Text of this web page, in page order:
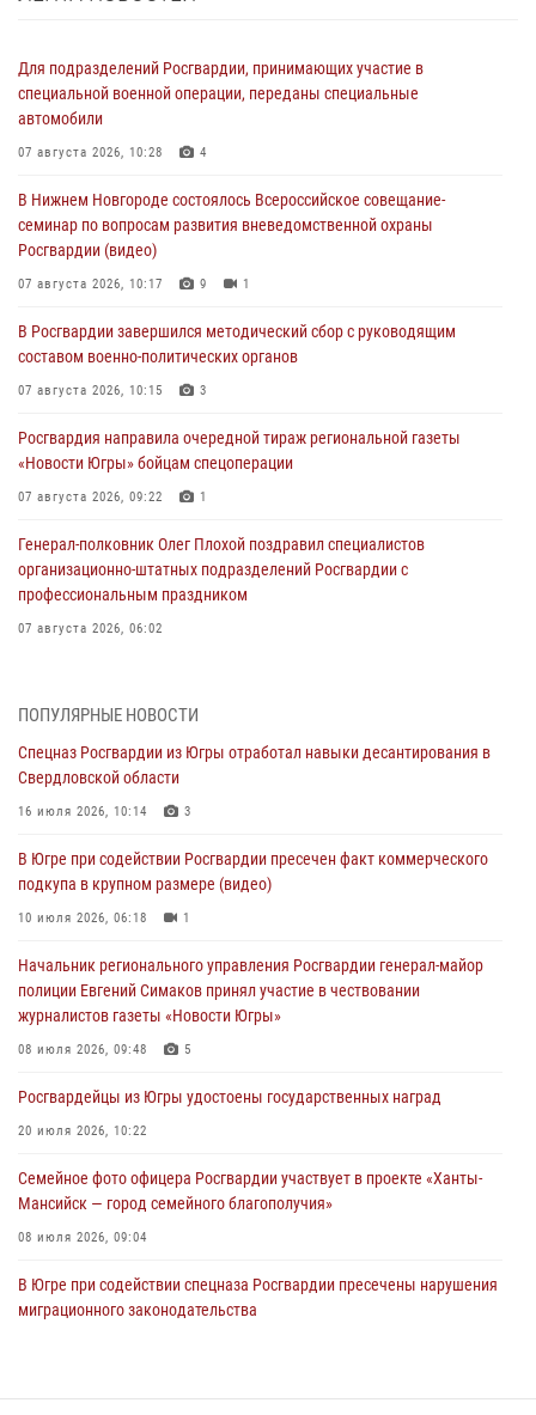
Для подразделений Росгвардии, принимающих участие в
специальной военной операции, переданы специальные
автомобили
07 августа 2026, 10:28 4
В Нижнем Новгороде состоялось Всероссийское совещание-
семинар по вопросам развития вневедомственной охраны
Росгвардии (видео)
07 августа 2026, 10:17 9 1
В Росгвардии завершился методический сбор с руководящим
составом военно-политических органов
07 августа 2026, 10:15 3
Росгвардия направила очередной тираж региональной газеты
«Новости Югры» бойцам спецоперации
07 августа 2026, 09:22 1
Генерал-полковник Олег Плохой поздравил специалистов
организационно-штатных подразделений Росгвардии с
профессиональным праздником
07 августа 2026, 06:02
Военнослужащие Росгвардии сбили дрон-разведчик ВСУ на южном
направлении
Офицеры Росгвардии и ветераны войск правопорядка почтили
память генерала армии Ивана Кирилловича Яковлева
В Югре при силовой поддержке ОМОН Росгвардии задержаны
подозреваемые в страховом мошенничестве
06 августа 2026, 09:07
Урайский отдел вневедомственной охраны Росгвардии отмечает
60-летний юбилей
ПОПУЛЯРНЫЕ НОВОСТИ
Спецназ Росгвардии из Югры отработал навыки десантирования в
Свердловской области
16 июля 2026, 10:14 3
В Югре при содействии Росгвардии пресечен факт коммерческого
подкупа в крупном размере (видео)
10 июля 2026, 06:18 1
Начальник регионального управления Росгвардии генерал-майор
полиции Евгений Симаков принял участие в чествовании
журналистов газеты «Новости Югры»
08 июля 2026, 09:48 5
Росгвардейцы из Югры удостоены государственных наград
20 июля 2026, 10:22
Семейное фото офицера Росгвардии участвует в проекте «Ханты-
Мансийск — город семейного благополучия»
08 июля 2026, 09:04
В Югре при содействии спецназа Росгвардии пресечены нарушения
миграционного законодательства